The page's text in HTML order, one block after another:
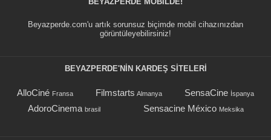
Beyazperde.com'u artık sorunsuz biçimde mobil cihazınızdan
görüntüleyebilirsiniz!
BEYAZPERDE'NIN KARDEŞ SİTELERİ
AlloCiné Fransa Filmstarts Almanya SensaCine İspanya
AdoroCinema brasil Sensacine México Meksika